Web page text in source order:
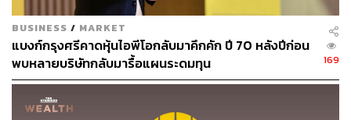
BUSINESS / MARKET
แบงก์กรุงศรีคาดหุ้นไอพีโอกลับมาคึกคัก ปี 70 หลังปีก่อน
พบหลายบริษัทกลับมารื้อแผนระดมทุน
169